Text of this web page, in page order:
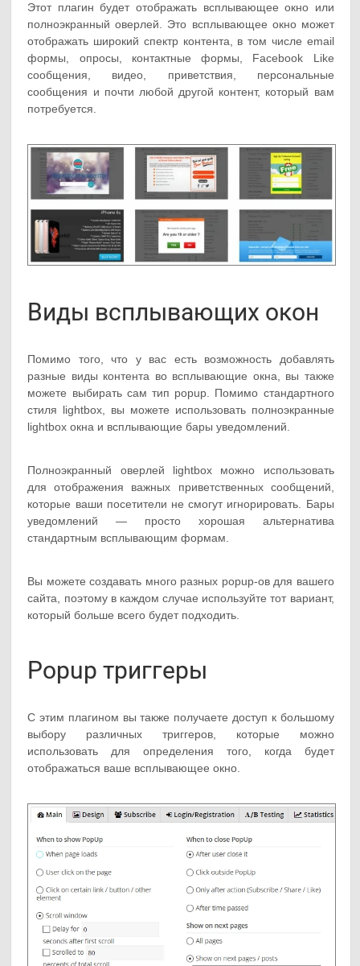
Этот плагин будет отображать всплывающее окно или
полноэкранный оверлей. Это всплывающее окно может
отображать широкий спектр контента, в том числе email
формы, опросы, контактные формы, Facebook Like
сообщения, видео, приветствия, персональные
сообщения и почти любой другой контент, который вам
потребуется.
Виды всплывающих окон
Помимо того, что у вас есть возможность добавлять
разные виды контента во всплывающие окна, вы также
можете выбирать сам тип popup. Помимо стандартного
стиля lightbox, вы можете использовать полноэкранные
lightbox окна и всплывающие бары уведомлений.
Полноэкранный оверлей lightbox можно использовать
для отображения важных приветственных сообщений,
которые ваши посетители не смогут игнорировать. Бары
уведомлений — просто хорошая альтернатива
стандартным всплывающим формам.
Вы можете создавать много разных popup-ов для вашего
сайта, поэтому в каждом случае используйте тот вариант,
который больше всего будет подходить.
Popup триггеры
С этим плагином вы также получаете доступ к большому
выбору различных триггеров, которые можно
использовать для определения того, когда будет
отображаться ваше всплывающее окно.